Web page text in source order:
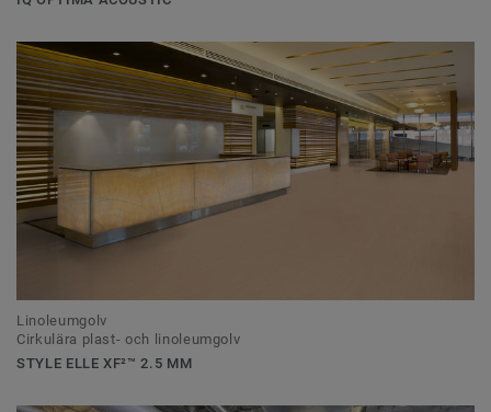
Linoleumgolv
Cirkulära plast- och linoleumgolv
STYLE ELLE XF²™ 2.5 MM